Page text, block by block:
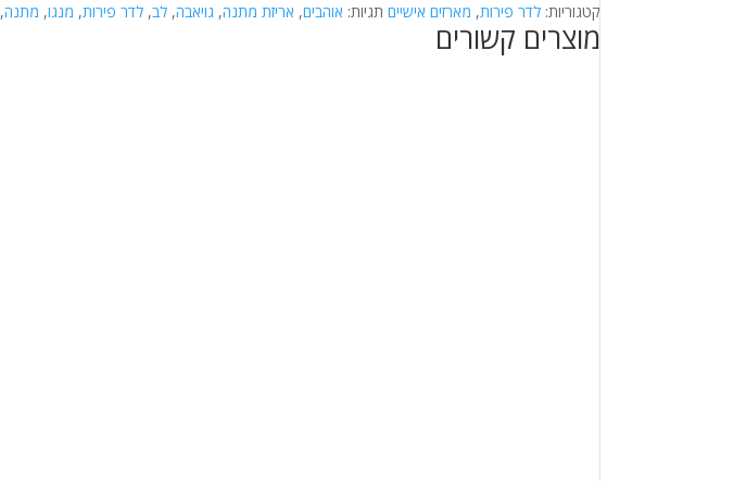
קטגוריות:לדר פירות, מארזים אישיים תגיות: אוהבים, אריזת מתנה, גויאבה,לב,לדר פירות, מנגו, מתנה,
מוצרים קשורים